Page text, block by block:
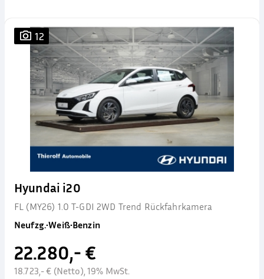
12
Hyundai i20
FL (MY26) 1.0 T-GDI 2WD Trend Rückfahrkamera
Neufzg.•Weiß•Benzin
22.280,- €
18.723,- € (Netto), 19% MwSt.